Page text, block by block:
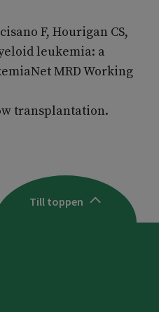
F, Hourigan CS,
leukemia: a
MRD Working
transplantation.
Till toppen